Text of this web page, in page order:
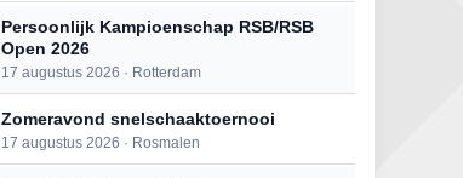
Persoonlijk Kampioenschap RSB/RSB
Open 2026
17 augustus 2026 · Rotterdam
Zomeravond snelschaaktoernooi
17 augustus 2026 · Rosmalen